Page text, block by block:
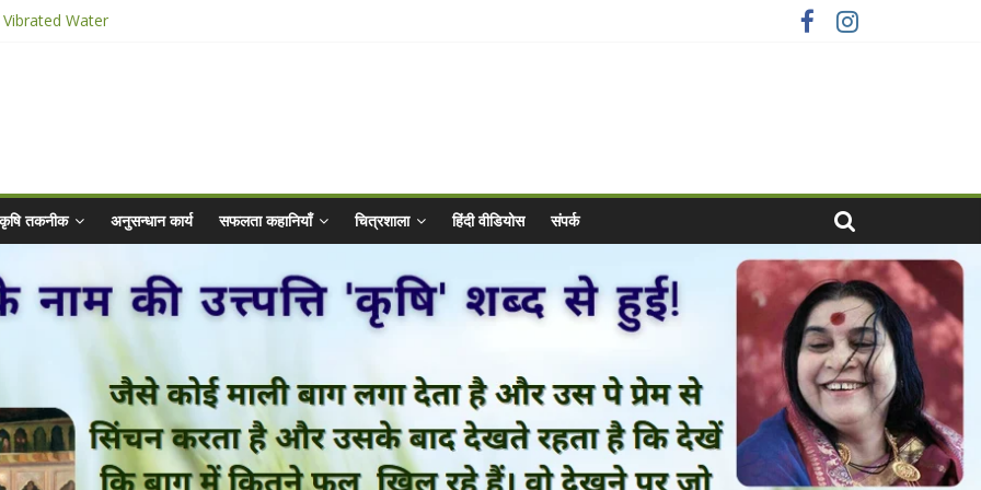
Water
2025 for Sahaj Krishi Promotions
- 2025-26
तकनीक अनुसन्धान कार्य सफलता कहानियाँ चित्रशाला हिंदी वीडियोस संपर्क